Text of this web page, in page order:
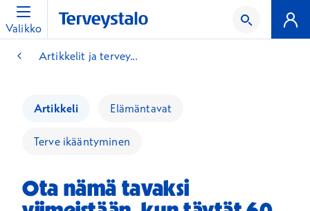
Valikko
Artikkelit ja tervey...
Artikkeli Elämäntavat
Terve ikääntyminen
Ota nämä tavaksi